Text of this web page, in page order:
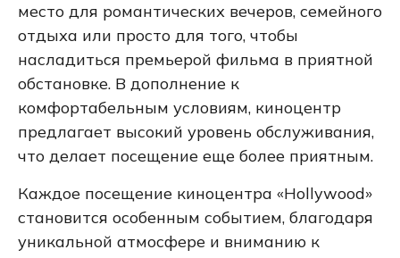
место для романтических вечеров, семейного
отдыха или просто для того, чтобы
насладиться премьерой фильма в приятной
обстановке. В дополнение к
комфортабельным условиям, киноцентр
предлагает высокий уровень обслуживания,
что делает посещение еще более приятным.
Каждое посещение киноцентра «Hollywood»
становится особенным событием, благодаря
уникальной атмосфере и вниманию к